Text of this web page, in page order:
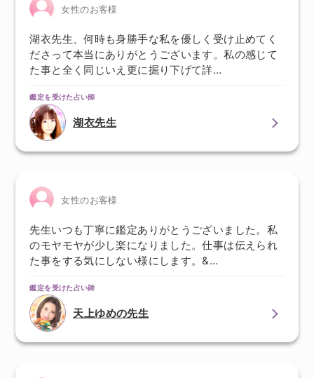
女性のお客様
湖衣先生、何時も身勝手な私を優しく受け止めてく
ださって本当にありがとうございます。私の感じて
た事と全く同じいえ更に掘り下げて詳…
鑑定を受けた占い師
湖衣先生
女性のお客様
先生いつも丁寧に鑑定ありがとうございました。私
のモヤモヤが少し楽になりました。仕事は伝えられ
た事をする気にしない様にします。&…
鑑定を受けた占い師
天上ゆめの先生